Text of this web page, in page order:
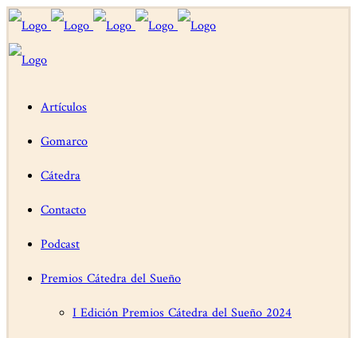
Artículos
Gomarco
Cátedra
Contacto
Podcast
Premios Cátedra del Sueño
I Edición Premios Cátedra del Sueño 2024